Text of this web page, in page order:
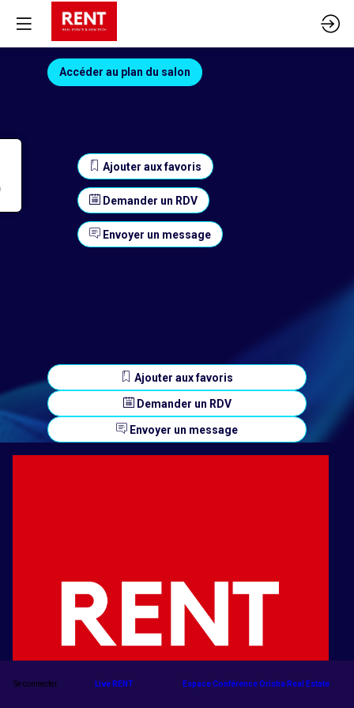
Accéder au plan du salon
Ajouter aux favoris
Demander un RDV
Envoyer un message
Ajouter aux favoris
Demander un RDV
Envoyer un message
Se connecter Live RENT Espace Conférence Orisha Real Estate